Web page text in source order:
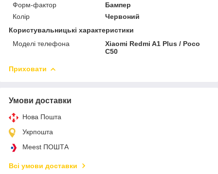
Форм-фактор
Бампер
Колір
Червоний
Користувальницькі характеристики
Моделі телефона
Xiaomi Redmi A1 Plus / Poco
C50
Приховати
Умови доставки
Нова Пошта
Укрпошта
Meest ПОШТА
Всі умови доставки